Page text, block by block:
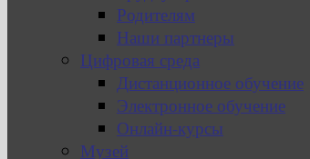
Родителям
Наши партнеры
Цифровая среда
Дистанционное обучение
Электронное обучение
Онлайн-курсы
Музей